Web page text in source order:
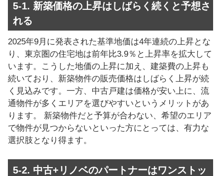
5-1. 新築価格の上昇はしばらく続くと予想さ
れる
2025年9月に発表された基準地価は4年連続の上昇とな
り、東京圏の住宅地は前年比3.9％と上昇率を拡大して
います。こうした地価の上昇に加え、建築費の上昇も
続いており、新築物件の販売価格はしばらく上昇が続
く見込みです。一方、中古戸建は価格が安い上に、流
通物件が多くエリアを選びやすいというメリットがあ
ります。 新築物件だと予算が合わない、希望のエリア
で物件が見つからないといった方にとっては、有力な
選択肢となり得ます。
5-2. 中古+リノベのパートナーはワンストッ